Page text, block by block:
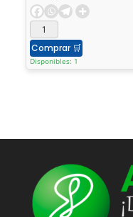
Comprar 🛒
Disponibles: 1